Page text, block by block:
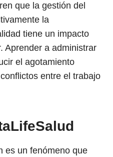
que la gestión del
la
tiene un impacto
Aprender a administrar
el agotamiento
entre el trabajo
es un fenómeno que